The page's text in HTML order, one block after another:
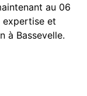
au 06
et
à Bassevelle.